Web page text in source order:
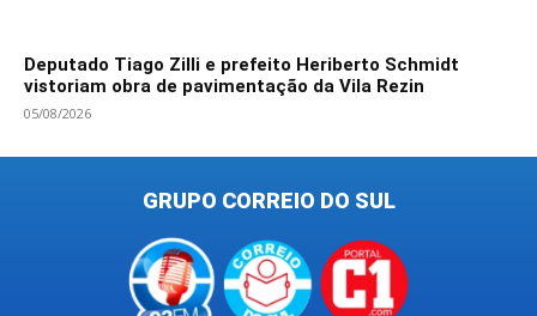
Deputado Tiago Zilli e prefeito Heriberto Schmidt
vistoriam obra de pavimentação da Vila Rezin
05/08/2026
GRUPO CORREIO DO SUL